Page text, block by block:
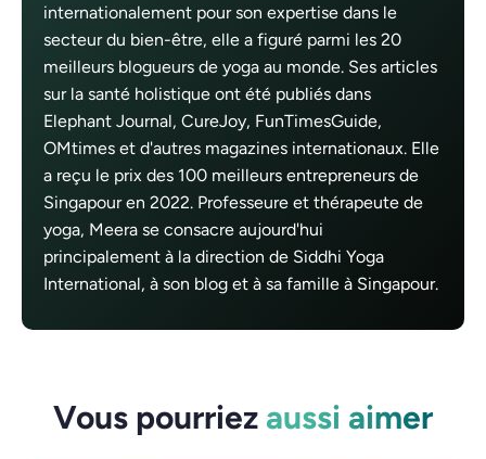
internationalement pour son expertise dans le
secteur du bien-être, elle a figuré parmi les 20
meilleurs blogueurs de yoga au monde. Ses articles
sur la santé holistique ont été publiés dans
Elephant Journal, CureJoy, FunTimesGuide,
OMtimes et d'autres magazines internationaux. Elle
a reçu le prix des 100 meilleurs entrepreneurs de
Singapour en 2022. Professeure et thérapeute de
yoga, Meera se consacre aujourd'hui
principalement à la direction de Siddhi Yoga
International, à son blog et à sa famille à Singapour.
Vous pourriez aussi aimer